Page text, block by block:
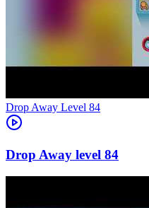
Level 84
84